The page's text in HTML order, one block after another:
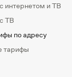
интернетом и ТВ
ТВ
по адресу
тарифы